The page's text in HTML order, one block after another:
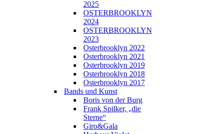
2025
OSTERBROOKLYN
2024
OSTERBROOKLYN
2023
Osterbrooklyn 2022
Osterbrooklyn 2021
Osterbrooklyn 2019
Osterbrooklyn 2018
Osterbrooklyn 2017
Bands und Kunst
Boris von der Burg
Frank Spilker, „die
Sterne“
Giro&Gala